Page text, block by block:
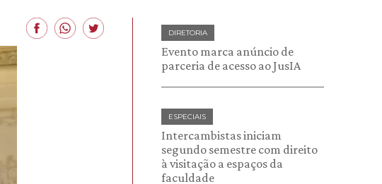
DIRETORIA
Evento marca anúncio de
parceria de acesso ao JusIA
ESPECIAIS
Intercambistas iniciam
segundo semestre com direito
à visitação a espaços da
faculdade